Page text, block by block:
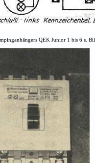
QEK Junior 1 bis 6 s.